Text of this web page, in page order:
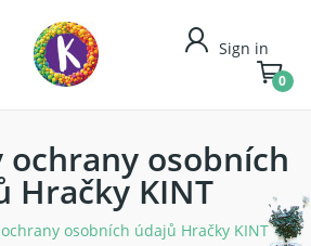
Sign in
0
ochrany osobních
Hračky KINT
osobních údajů Hračky KINT